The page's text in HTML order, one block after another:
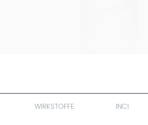
WIRKSTOFFE INCI